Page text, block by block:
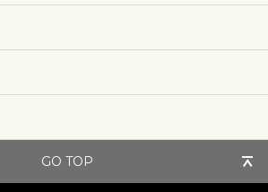
GO TOP